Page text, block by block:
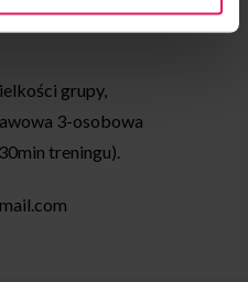
grupy,
3-osobowa
treningu).